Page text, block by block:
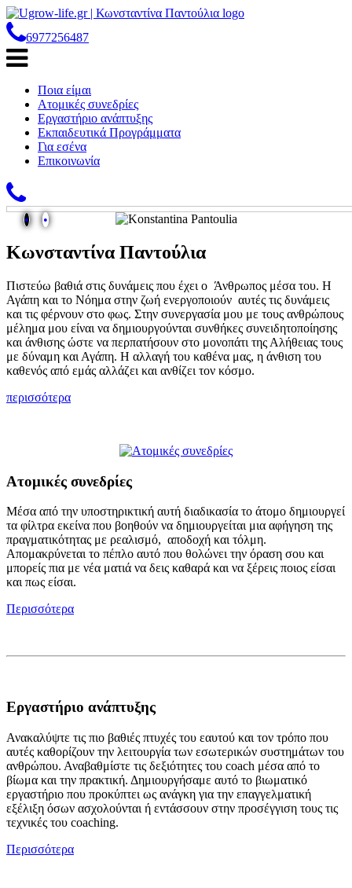
6977256487
Ποια είμαι
Ατομικές συνεδρίες
Εργαστήριο ανάπτυξης
Εκπαιδευτικά Προγράμματα
Για εσένα
Επικοινωνία
• •
Κωνσταντίνα Παντούλια
Πιστεύω βαθιά στις δυνάμεις που έχει ο Άνθρωπος μέσα του. Η
Αγάπη και το Νόημα στην ζωή ενεργοποιούν αυτές τις δυνάμεις
και τις φέρνουν στο φως. Στην συνεργασία μου με τους ανθρώπους
μέλημα μου είναι να δημιουργούνται συνθήκες συνειδητοποίησης
και άνθισης ώστε να περπατήσουν στο μονοπάτι της Αλήθειας τους
με δύναμη και Αγάπη. Η αλλαγή του καθένα μας, η άνθιση του
καθενός από εμάς αλλάζει και ανθίζει τον κόσμο.
περισσότερα
Ατομικές συνεδρίες
Μέσα από την υποστηρικτική αυτή διαδικασία το άτομο δημιουργεί
τα φίλτρα εκείνα που βοηθούν να δημιουργείται μια αφήγηση της
πραγματικότητας με ρεαλισμό, αποδοχή και τόλμη.
Απομακρύνεται το πέπλο αυτό που θολώνει την όραση σου και
μπορείς πια με νέα ματιά να δεις καθαρά και να ξέρεις ποιος είσαι
και πως είσαι.
Περισσότερα
Εργαστήριο ανάπτυξης
Ανακαλύψτε τις πιο βαθιές πτυχές του εαυτού και τον τρόπο που
αυτές καθορίζουν την λειτουργία των εσωτερικών συστημάτων του
ανθρώπου. Αναβαθμίστε τις δεξιότητες του coach μέσα από το
βίωμα και την πρακτική. Δημιουργήσαμε αυτό το βιωματικό
εργαστήριο που προκύπτει ως ανάγκη για την επαγγελματική
εξέλιξη όσων ασχολούνται ή εντάσσουν στην προσέγγιση τους τις
τεχνικές του coaching.
Περισσότερα